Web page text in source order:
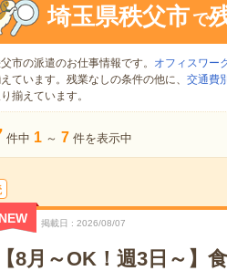
埼玉県秩父市 で
市の派遣のお仕事情報です。 オフィスワー
ています。残業なしの条件の他に、 交通費
揃えています。
件中 1 ～ 7 件を表示中
NEW 掲載日 2026/08/07
【8月～OK！週3日～】